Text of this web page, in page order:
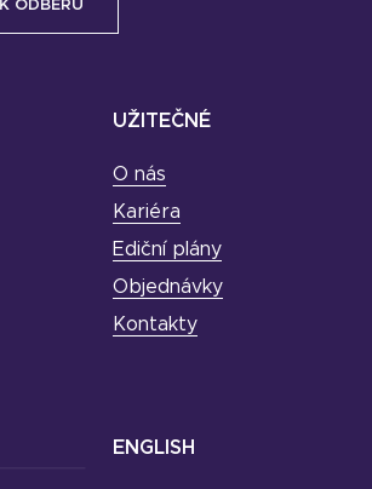
UŽITEČNÉ
O nás
Kariéra
Ediční plány
Objednávky
Kontakty
ENGLISH